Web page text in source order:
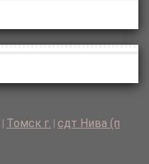
Томск г. сдт Нива (п